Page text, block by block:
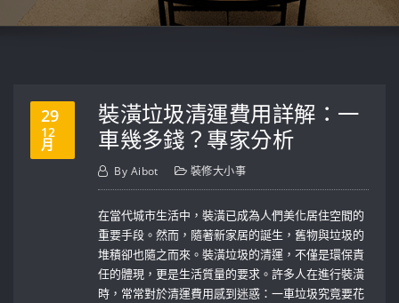
29
12
月
裝潢垃圾清運費用詳解：一
車幾多錢？專家分析
By Aibot 裝修大小事
在當代城市生活中，裝潢已成為人們美化居住空間的
重要手段。然而，隨著新家居的誕生，舊物與垃圾的
堆積卻也隨之而來。裝潢垃圾的清運，不僅是環保責
任的體現，更是生活質量的要求。許多人在進行裝潢
時，常常對於清運費用感到迷惑：一車垃圾究竟要花